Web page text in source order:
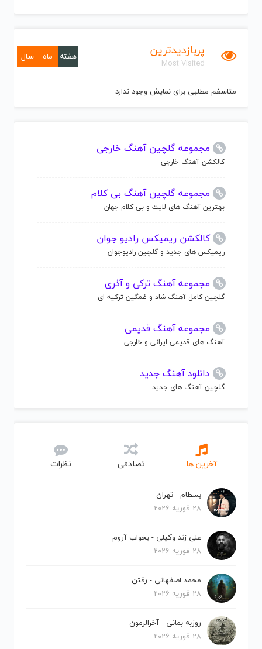
پربازدیدترین
Most Visited
هفته ماه سال
متاسفم مطلبی برای نمایش وجود ندارد
مجموعه گلچین آهنگ خارجی
کالکشن آهنگ خارجی
مجموعه گلچین آهنگ بی کلام
بهترین آهنگ های لایت و بی کلام جهان
کالکشن ریمیکس رادیو جوان
ریمیکس های جدید و گلچین رادیوجوان
مجموعه آهنگ ترکی و آذری
گلچین کامل آهنگ شاد و غمگین ترکیه ای
مجموعه آهنگ قدیمی
آهنگ های قدیمی ایرانی و خارجی
دانلود آهنگ جدید
گلچین آهنگ های جدید
آخرین ها تصادفی نظرات
بسطام - تهران
28 فوریه 2026
علی زند وکیلی - بخواب آروم
28 فوریه 2026
محمد اصفهانی - رفتن
28 فوریه 2026
روزبه بمانی - آخرالزمون
28 فوریه 2026